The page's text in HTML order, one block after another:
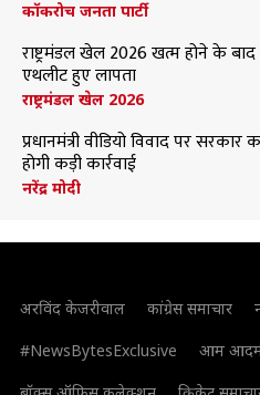
कॉकरोच जनता पार्टी
राष्ट्रमंडल खेल 2026 खत्म होने के
एथलीट हुए लापता
राष्ट्रमंडल खेल 2026
प्रधानमंत्री वीडियो विवाद पर
होगी कड़ी कार्रवाई
नरेंद्र मोदी
अरविंद केजरीवाल कांग्रेस समाचार
#NewsBytesExclusive
आम आदमी